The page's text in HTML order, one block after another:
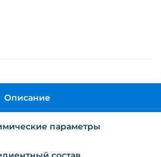
Описание
Физико-химические параметры